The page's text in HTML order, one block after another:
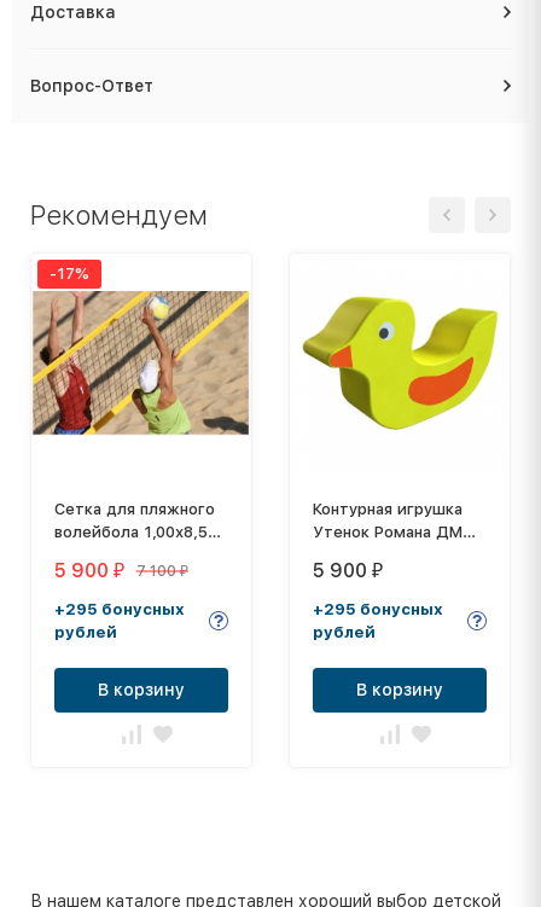
Доставка
Вопрос-Ответ
Рекомендуем
-17%
Сетка для пляжного
волейбола 1,00х8,50
мм
5 900 ₽ 7 100₽
+295 бонусных
рублей
В корзину
Контурная игрушка
Утенок Романа ДМФ-
5 900 ₽
+295 бонусных
рублей
В корзину
В нашем каталоге представлен хороший выбор детской